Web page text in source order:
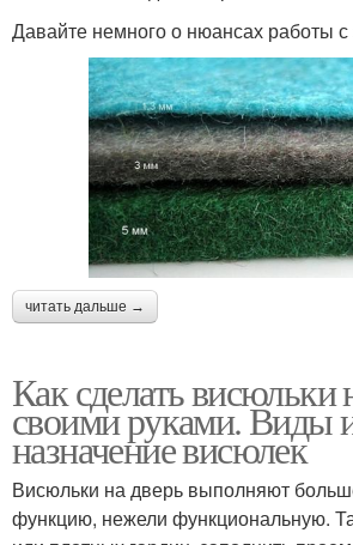
Давайте немного о нюансах работы
читать дальше →
Как сделать висюльки
своими руками. Виды
назначение висюлек
Висюльки на дверь выполняют
функцию, нежели функциональную.